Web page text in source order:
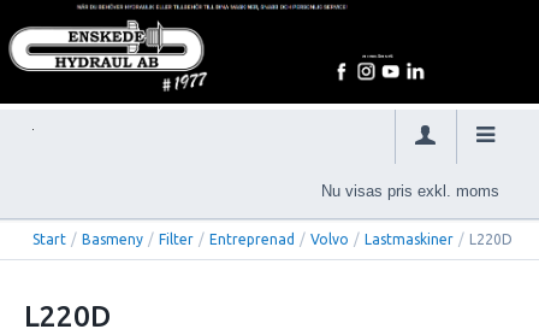
Nu visas pris exkl. moms
Start / Basmeny / Filter / Entreprenad / Volvo / Lastmaskiner / L220D
L220D